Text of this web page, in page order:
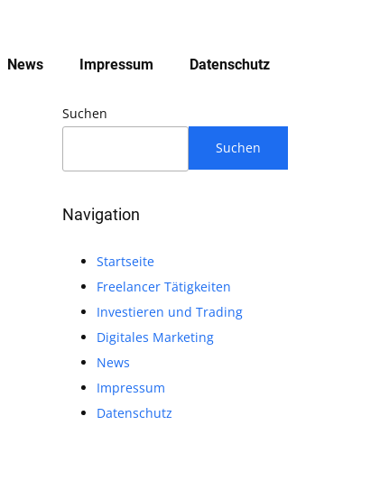
News Impressum Datenschutz
Suchen
Suchen
Navigation
Startseite
Freelancer Tätigkeiten
Investieren und Trading
Digitales Marketing
News
Impressum
Datenschutz